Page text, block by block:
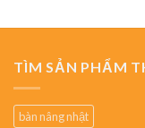
TÌM SẢN PHẨM
bàn nâng nhật